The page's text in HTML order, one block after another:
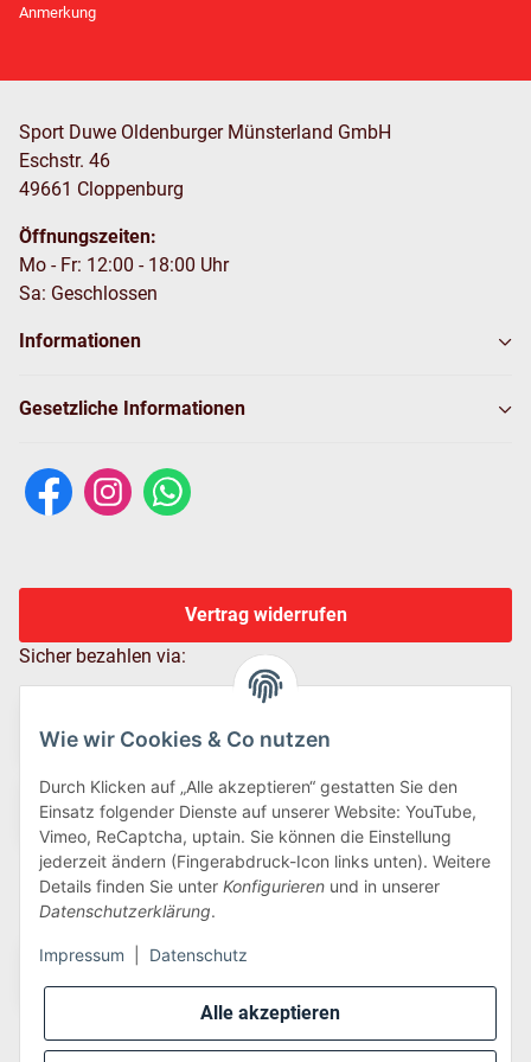
Alle akzeptieren
Wie wir Cookies & Co nutzen
Durch Klicken auf „Alle akzeptieren“ gestatten Sie den
Einsatz folgender Dienste auf unserer Website: YouTube,
Vimeo, ReCaptcha, uptain. Sie können die Einstellung
jederzeit ändern (Fingerabdruck-Icon links unten). Weitere
Details finden Sie unter Konfigurieren und in unserer
Datenschutzerklärung.
Impressum Datenschutz
Anmerkung
Sport Duwe Oldenburger Münsterland GmbH
Eschstr. 46
49661 Cloppenburg
Öffnungszeiten:
Mo - Fr: 12:00 - 18:00 Uhr
Sa: Geschlossen
Informationen
Gesetzliche Informationen
Vertrag widerrufen
Sicher bezahlen via:
Wir versenden via: